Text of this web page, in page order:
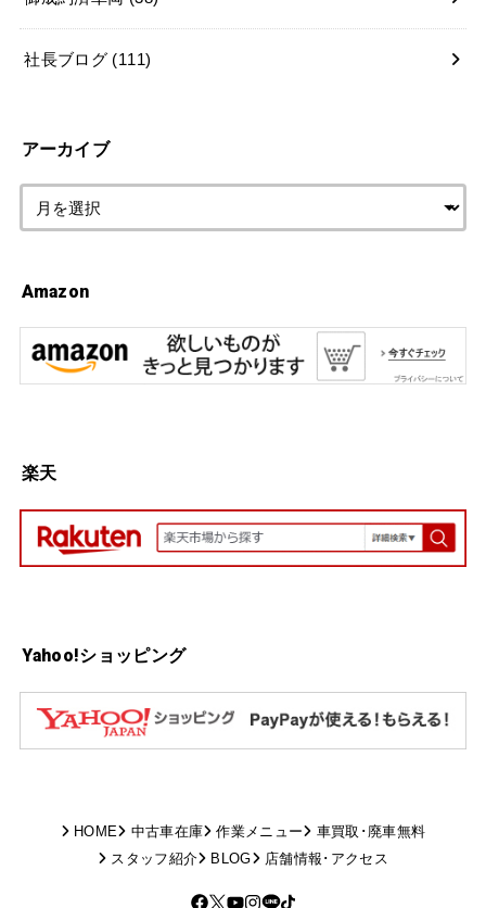
社長ブログ (111)
アーカイブ
Amazon
楽天
Yahoo!ショッピング
HOME 中古車在庫 作業メニュー
車買取･廃車無料
スタッフ紹介
BLOG 店舗情報･アクセス